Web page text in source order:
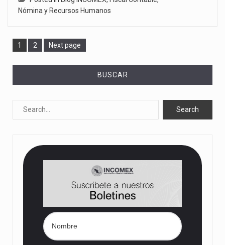
Nómina y Recursos Humanos
Page
1 Page
2 Next page
BUSCAR